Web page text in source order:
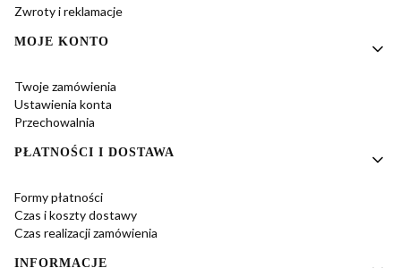
Zwroty i reklamacje
MOJE KONTO
Twoje zamówienia
Ustawienia konta
Przechowalnia
PŁATNOŚCI I DOSTAWA
Formy płatności
Czas i koszty dostawy
Czas realizacji zamówienia
INFORMACJE